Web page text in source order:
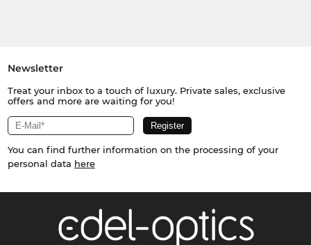
Newsletter
Treat your inbox to a touch of luxury. Private sales, exclusive
offers and more are waiting for you!
You can find further information on the processing of your
personal data here